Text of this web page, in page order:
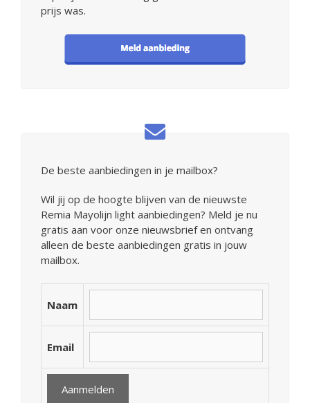
prijs was.
De beste aanbiedingen in je mailbox?
Wil jij op de hoogte blijven van de nieuwste
Remia Mayolijn light aanbiedingen? Meld je nu
gratis aan voor onze nieuwsbrief en ontvang
alleen de beste aanbiedingen gratis in jouw
mailbox.
Naam
Email